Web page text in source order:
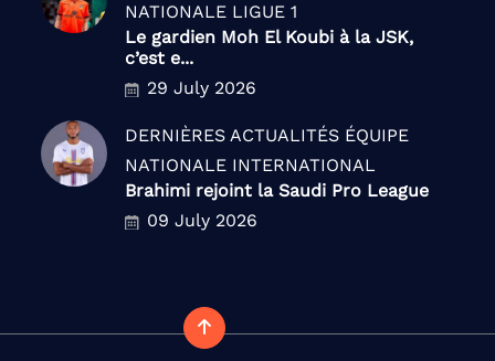
NATIONALE LIGUE 1
Le gardien Moh El Koubi à la JSK,
c’est e...
29 July 2026
DERNIÈRES ACTUALITÉS ÉQUIPE
NATIONALE INTERNATIONAL
Brahimi rejoint la Saudi Pro League
09 July 2026